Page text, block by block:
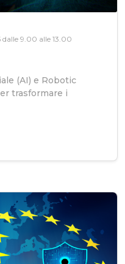
9.00 alle 13.00
(AI) e Robotic
trasformare i